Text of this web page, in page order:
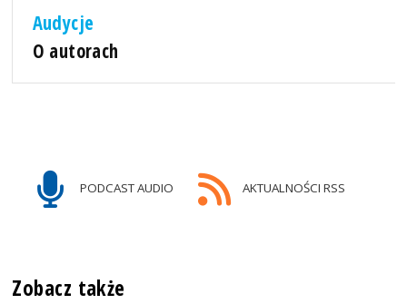
Audycje
O autorach
PODCAST AUDIO AKTUALNOŚCI RSS
Zobacz także